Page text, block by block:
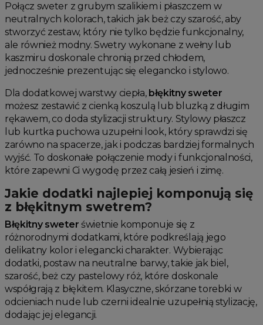
Połącz sweter z grubym szalikiem i płaszczem w
neutralnych kolorach, takich jak beż czy szarość, aby
stworzyć zestaw, który nie tylko będzie funkcjonalny,
ale również modny. Swetry wykonane z wełny lub
kaszmiru doskonale chronią przed chłodem,
jednocześnie prezentując się elegancko i stylowo.
Dla dodatkowej warstwy ciepła, błękitny sweter
możesz zestawić z cienką koszulą lub bluzką z długim
rękawem, co doda stylizacji struktury. Stylowy płaszcz
lub kurtka puchowa uzupełni look, który sprawdzi się
zarówno na spacerze, jak i podczas bardziej formalnych
wyjść. To doskonałe połączenie mody i funkcjonalności,
które zapewni Ci wygodę przez całą jesień i zimę.
Jakie dodatki najlepiej komponują się
z błękitnym swetrem?
Błękitny sweter świetnie komponuje się z
różnorodnymi dodatkami, które podkreślają jego
delikatny kolor i elegancki charakter. Wybierając
dodatki, postaw na neutralne barwy, takie jak biel,
szarość, beż czy pastelowy róż, które doskonale
współgrają z błękitem. Klasyczne, skórzane torebki w
odcieniach nude lub czerni idealnie uzupełnią stylizację,
dodając jej elegancji.